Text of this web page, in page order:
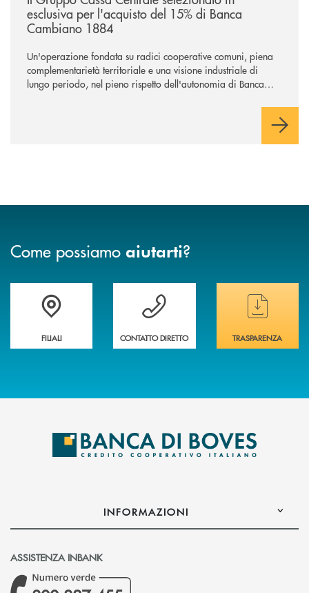
esclusiva per l'acquisto del 15% di Banca
Cambiano 1884
Un'operazione fondata su radici cooperative comuni, piena
complementarietà territoriale e una visione industriale di
lungo periodo, nel pieno rispetto dell'autonomia di Banca
negoziazione esclusiva per la finalizzazione dell’operazione.
Come possiamo aiutarti?
Trova la filiale&nbsp; più vicina a te
FILIALI
Hai bisogno di assistenza immediata ?
CONTATTO DIRETTO
Hai bisogno di
TRASPARENZA
INFORMAZIONI
ASSISTENZA INBANK